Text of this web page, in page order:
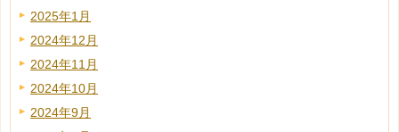
2025年1月
2024年12月
2024年11月
2024年10月
2024年9月